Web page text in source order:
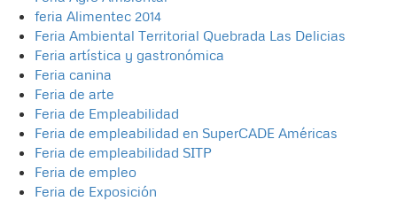
feria Alimentec 2014
Feria Ambiental Territorial Quebrada Las Delicias
Feria artística y gastronómica
Feria canina
Feria de arte
Feria de Empleabilidad
Feria de empleabilidad en SuperCADE Américas
Feria de empleabilidad SITP
Feria de empleo
Feria de Exposición